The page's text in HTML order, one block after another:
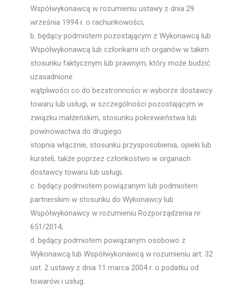
Współwykonawcą w rozumieniu ustawy z dnia 29
września 1994 r. o rachunkowości;
b. będący podmiotem pozostającym z Wykonawcą lub
Współwykonawcą lub członkami ich organów w takim
stosunku faktycznym lub prawnym, który może budzić
uzasadnione
wątpliwości co do bezstronności w wyborze dostawcy
towaru lub usługi, w szczególności pozostającym w
związku małżeńskim, stosunku pokrewieństwa lub
powinowactwa do drugiego
stopnia włącznie, stosunku przysposobienia, opieki lub
kurateli, także poprzez członkostwo w organach
dostawcy towaru lub usługi;
c. będący podmiotem powiązanym lub podmiotem
partnerskim w stosunku do Wykonawcy lub
Współwykonawcy w rozumieniu Rozporządzenia nr
651/2014;
d. będący podmiotem powiązanym osobowo z
Wykonawcą lub Współwykonawcą w rozumieniu art. 32
ust. 2 ustawy z dnia 11 marca 2004 r. o podatku od
towarów i usług.